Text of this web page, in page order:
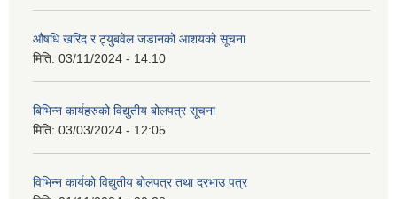
औषधि खरिद र ट्युबवेल जडानको आशयको सूचना
मिति: 03/11/2024 - 14:10
बिभिन्न कार्यहरुको विद्युतीय बोलपत्र सूचना
मिति: 03/03/2024 - 12:05
विभिन्न कार्यको विद्युतीय बोलपत्र तथा दरभाउ पत्र